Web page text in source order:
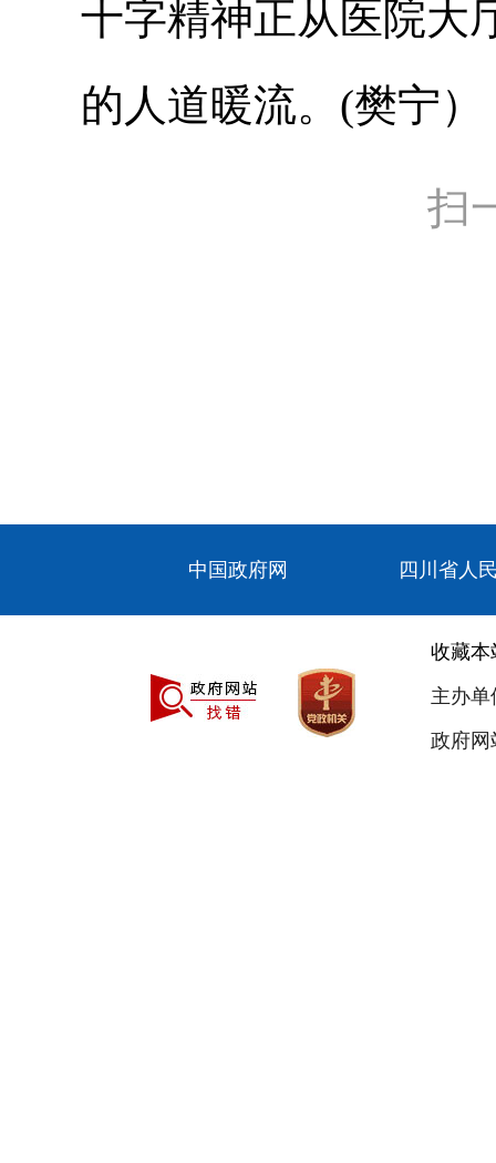
十字精神正从医院大
的人道暖流。(樊宁）
扫
中国政府网 四川省人
收藏本
主办
政府网